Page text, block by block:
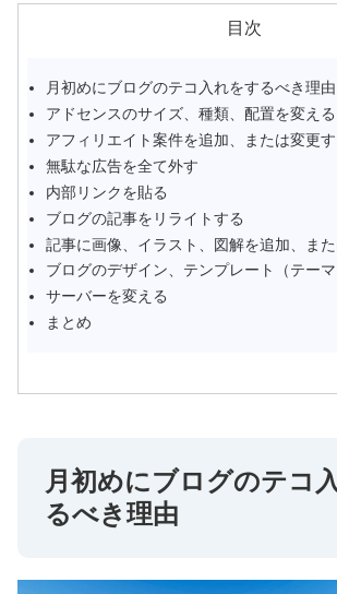
目次
月初めにブログのテコ入れをするべき理由
アドセンスのサイズ、種類、配置を変える
アフィリエイト案件を追加、または変更す
無駄な広告を全て外す
内部リンクを貼る
ブログの記事をリライトする
記事に画像、イラスト、図解を追加、ま
ブログのデザイン、テンプレート（テー
サーバーを変える
まとめ
月初めにブログのテコ
るべき理由